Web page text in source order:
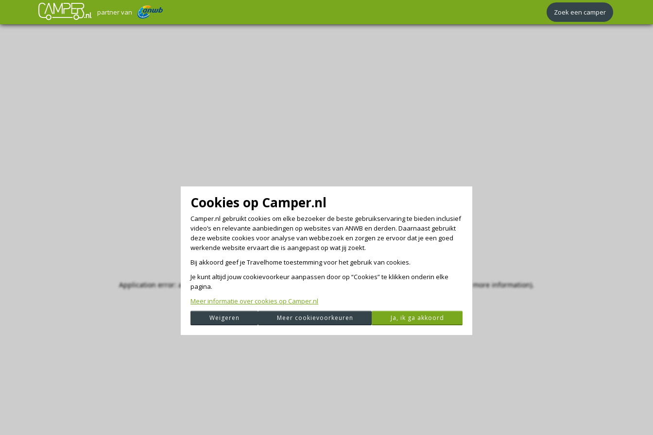
partner van Zoek een camper
Application error: a client-side exception has occurred (see the browser console for more information).
Cookies op Camper.nl
Camper.nl gebruikt cookies om elke bezoeker de beste gebruikservaring te bieden inclusief
video’s en relevante aanbiedingen op websites van ANWB en derden. Daarnaast gebruikt
deze website cookies voor analyse van webbezoek en zorgen ze ervoor dat je een goed
werkende website ervaart die is aangepast op wat jij zoekt.
Bij akkoord geef je Travelhome toestemming voor het gebruik van cookies.
Je kunt altijd jouw cookievoorkeur aanpassen door op “Cookies” te klikken onderin elke
pagina.
Meer informatie over cookies op Camper.nl
Weigeren Meer cookievoorkeuren Ja, ik ga akkoord